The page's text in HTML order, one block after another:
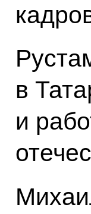
в
и